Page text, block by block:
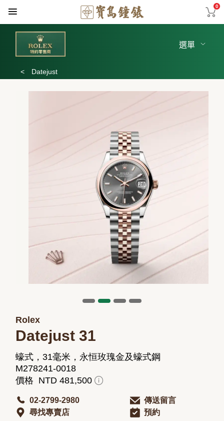
0
選單
< Datejust
Rolex
Datejust 31
蠔式，31毫米，永恒玫瑰金及蠔式鋼
M278241-0018
價格 NTD 481,500
02-2799-2980
傳送留言
尋找專賣店
預約